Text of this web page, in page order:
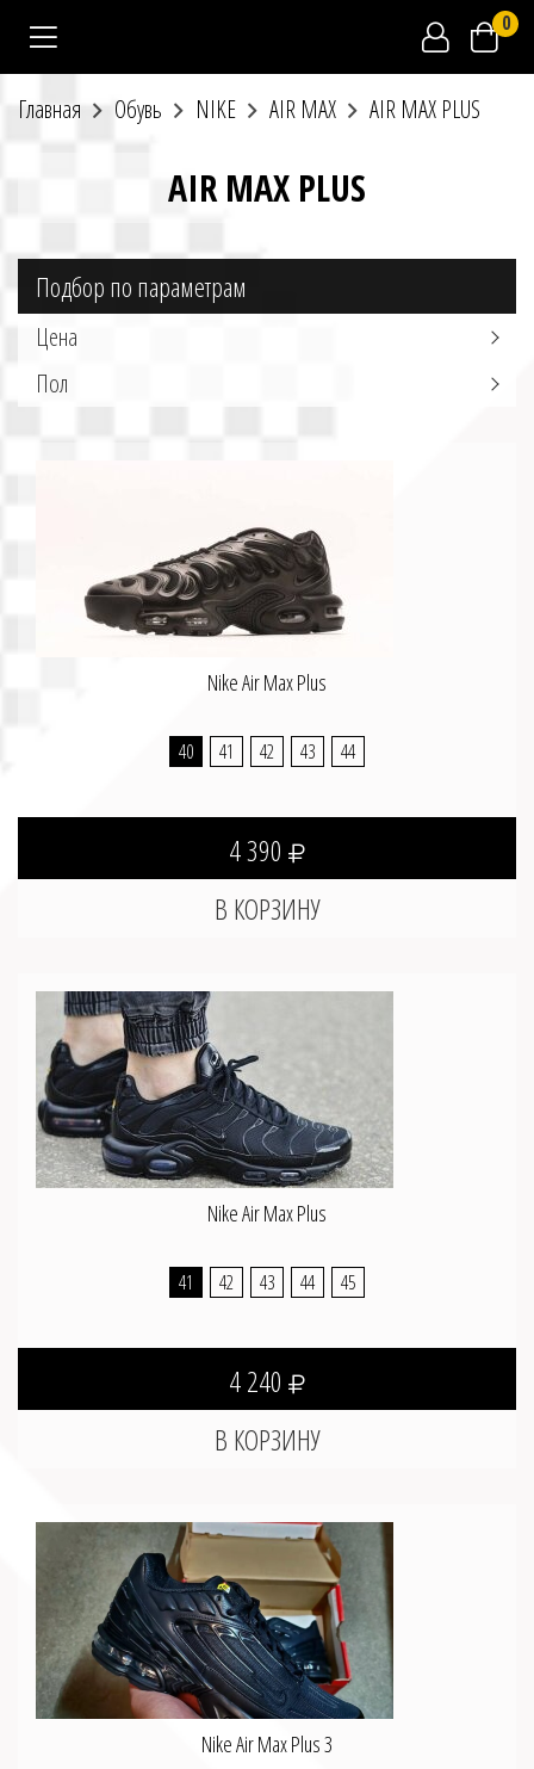
0
Главная Обувь NIKE AIR MAX AIR MAX PLUS
AIR MAX PLUS
Подбор по параметрам
Цена
Пол
Nike Air Max Plus
40 41 42 43 44
4 390
Nike Air Max Plus
41 42 43 44 45
4 240
Nike Air Max Plus 3